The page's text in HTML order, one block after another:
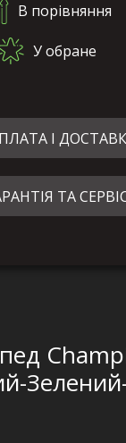
В порівняння
У обране
І
ТА